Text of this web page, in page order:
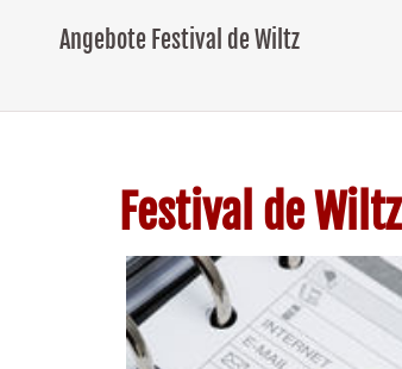
Angebote Festival de Wiltz
Festival de Wiltz